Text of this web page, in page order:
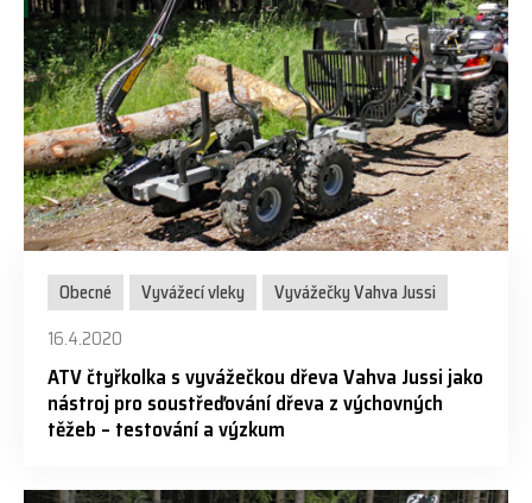
Obecné Vyvážecí vleky
Vyvážečky Vahva Jussi
16.4.2020
ATV čtyřkolka s vyvážečkou dřeva Vahva Jussi jako
nástroj pro soustřeďování dřeva z výchovných
těžeb – testování a výzkum